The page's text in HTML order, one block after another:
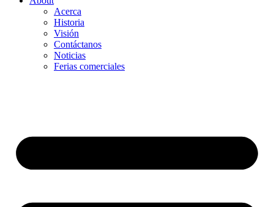
Acerca
Historia
Visión
Contáctanos
Noticias
Ferias comerciales